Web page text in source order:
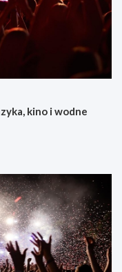
kino i wodne